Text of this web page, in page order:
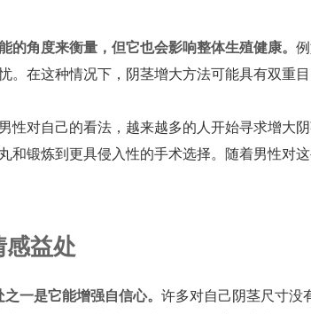
的角度来衡量，但它也会影响整体生殖健康。
。在这种情况下，阴茎增大方法可能具有双重
性对自己的看法，越来越多的人开始寻求增大
和锻炼到更具侵入性的手术选择。随着男性对
感益处
一是它能增强自信心。 许多对自己阴茎尺寸没